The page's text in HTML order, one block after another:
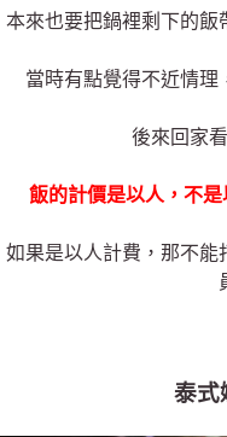
本來也要把鍋裡剩下的飯
當時有點覺得不近情理
後來回家
飯的計價是以人，不是
如果是以人計費，那不能
泰式